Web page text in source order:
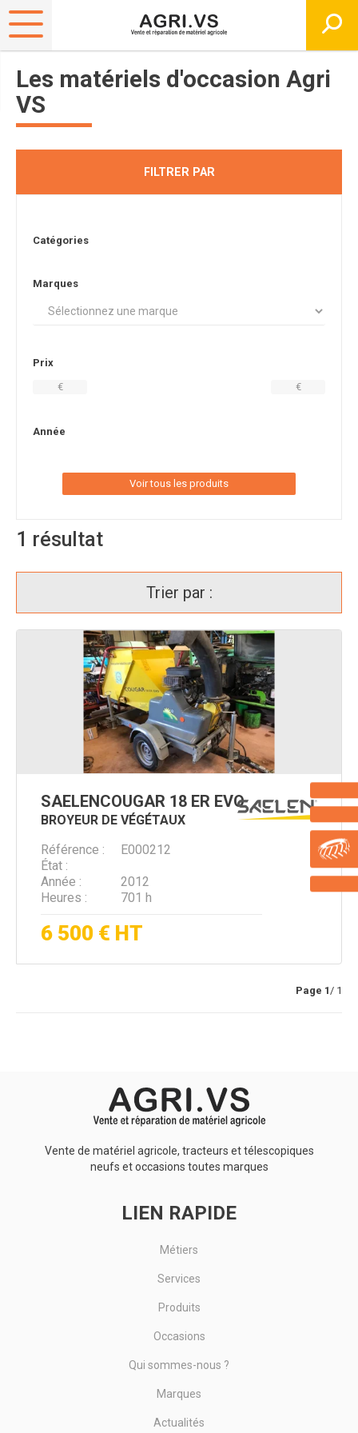
Les matériels d'occasion Agri
VS
FILTRER PAR
Catégories
Marques
Prix
€
€
Année
Voir tous les produits
1 résultat
Trier par :
BROYEUR DE VÉGÉTAUX
SAELEN COUGAR 18 ER EVO
Référence
E000212
État
Année
2012
Heures
701 h
6 500 € HT
Page 1/ 1
Vente de matériel agricole, tracteurs et télescopiques
neufs et occasions toutes marques
LIEN RAPIDE
Métiers
Services
Produits
Occasions
Qui sommes-nous ?
Marques
Actualités